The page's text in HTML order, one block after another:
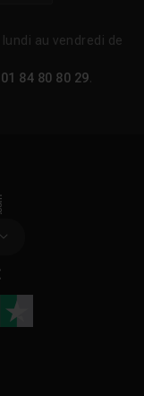
au vendredi de
01 84 80 80 29